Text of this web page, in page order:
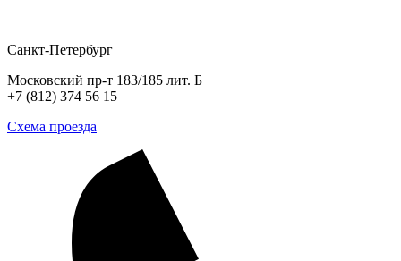
Санкт-Петербург
Московский пр-т 183/185 лит. Б
+7 (812) 374 56 15
Схема проезда